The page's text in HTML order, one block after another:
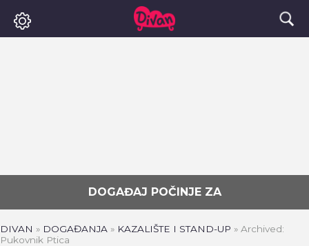
DOGAĐAJ POČINJE ZA
DIVAN » DOGAĐANJA » KAZALIŠTE I STAND-UP » Archived:
Pukovnik Ptica